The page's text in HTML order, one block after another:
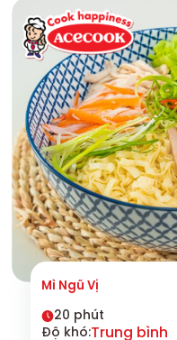
Mì Ngũ Vị
20 phút
Độ khó:Trung bình